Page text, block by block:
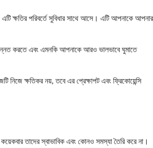
ক্ষতির পরিবর্তে সুবিধার সাথে আসে। এটি আপনাকে আপনার
করতে এবং এমনকি আপনাকে আরও ভালভাবে ঘুমাতে
নিজে ক্ষতিকর নয়, তবে এর প্রেক্ষাপট এবং ফ্রিকোয়েন্সি
তাদের স্বাভাবিক এবং কোনও সমস্যা তৈরি করে না।